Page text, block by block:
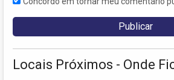
Locais Próximos - Onde